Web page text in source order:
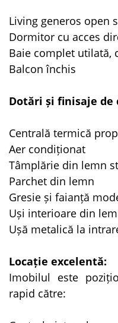
Living generos open
Dormitor cu acces
Baie complet utilată,
Balcon închis
Dotări și finisaje de
Centrală termică
Aer condiționat
Tâmplărie din lemn
Parchet din lemn
Gresie și faianță
Uși interioare din
Ușă metalică la
Locație excelentă:
Imobilul este
rapid către: